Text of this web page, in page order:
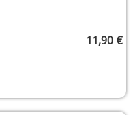
11,90 €